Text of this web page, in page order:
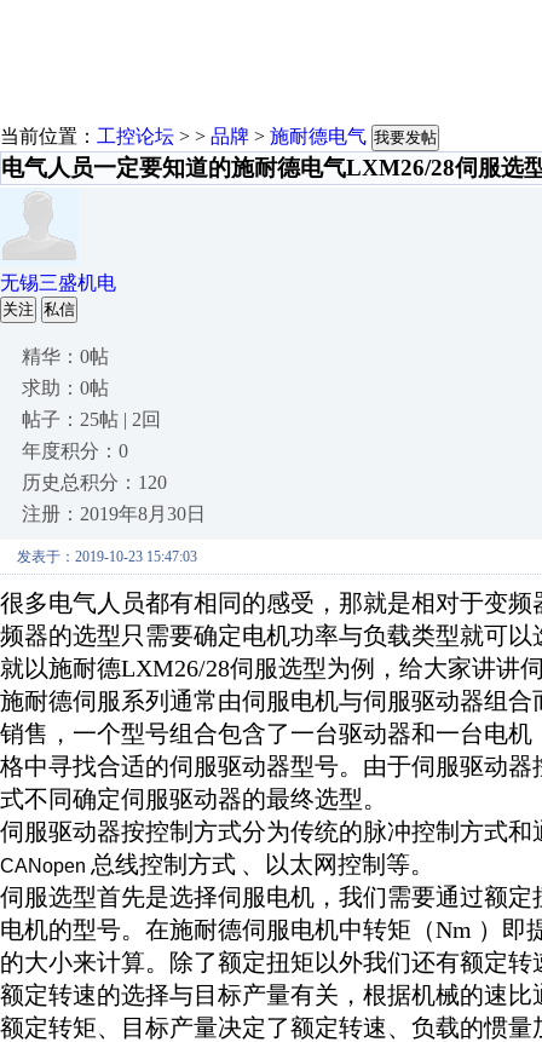
当前位置： 工控论坛 > > 品牌 > 施耐德电气 我要发帖
电气人员一定要知道的施耐德电气LXM26/28伺服选
无锡三盛机电
关注 私信
精华：0帖
求助：0帖
帖子：25帖 | 2回
年度积分：0
历史总积分：120
注册：2019年8月30日
发表于：2019-10-23 15:47:03
很多电气人员都有相同的感受，那就是相对于变
频器的选型只需要确定电机功率与负载类型就可
就以施耐德LXM26/28伺服选型为例，给大家讲讲
施耐德伺服系列通常由伺服电机与伺服驱动器组
销售，一个型号组合包含了一台驱动器和一台电
格中寻找合适的伺服驱动器型号。由于伺服驱动
式不同确定伺服驱动器的最终选型。
伺服驱动器按控制方式分为传统的脉冲控制方式
CANopen 总线控制方式 、以太网控制等。
伺服选型首先是选择伺服电机，我们需要通过额
电机的型号。在施耐德伺服电机中转矩（Nm ）即
的大小来计算。除了额定扭矩以外我们还有额定转
额定转速的选择与目标产量有关，根据机械的速
额定转矩、目标产量决定了额定转速、负载的惯